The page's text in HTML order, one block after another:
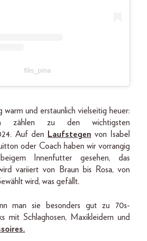
filis_pina
warm und erstaunlich vielseitig heuer:
zählen zu den wichtigsten
Auf den
Laufstegen von Isabel
oder Coach haben wir vorrangig
Innenfutter gesehen, das
variiert von Braun bis Rosa, von
wird, was gefällt.
man sie besonders gut zu 70s-
mit Schlaghosen, Maxikleidern und